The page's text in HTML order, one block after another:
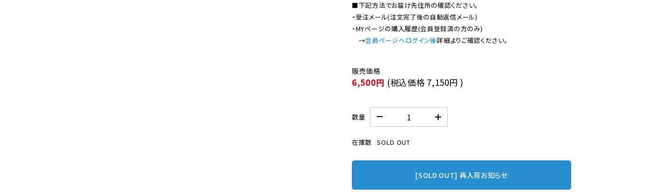
■下記方法でお届け先住所の確認ください。
・受注メール(注文完了後の自動返信メール)
・MYページの購入履歴(会員登録済の方のみ)
→会員ページへログイン後
6,500円 (税込価格 7,150円 )
数量
在庫数 SOLD OUT
[SOLD OUT] 再入荷お知らせ